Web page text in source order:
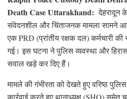
Death Case Uttarakhand:देहरादून
संवेदनशील और चिंताजनक मामला सामने
एक PRD (प्रांतीय रक्षक दल) कर्मचारी की
गई। इस घटना ने पुलिस व्यवस्था और
सवाल खड़े कर दिए हैं।
मामले की गंभीरता को देखते हुए वरिष्ठ
कार्रवाई करते हुए थानाध्यक्ष (SHO) समेत